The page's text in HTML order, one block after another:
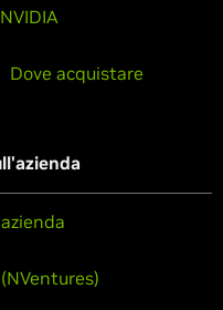
Dove acquistare